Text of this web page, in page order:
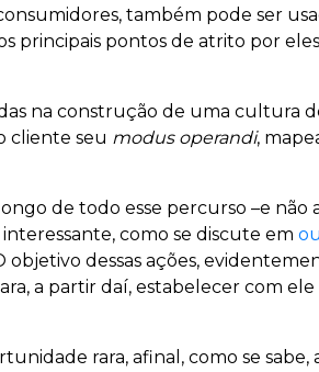
também pode ser
principais pontos de atrito por
na construção de uma cultura
cliente seu modus operandi,
de todo esse percurso –e não
como se discute em
dessas ações,
a partir daí, estabelecer com ele
rara, afinal, como se sabe,